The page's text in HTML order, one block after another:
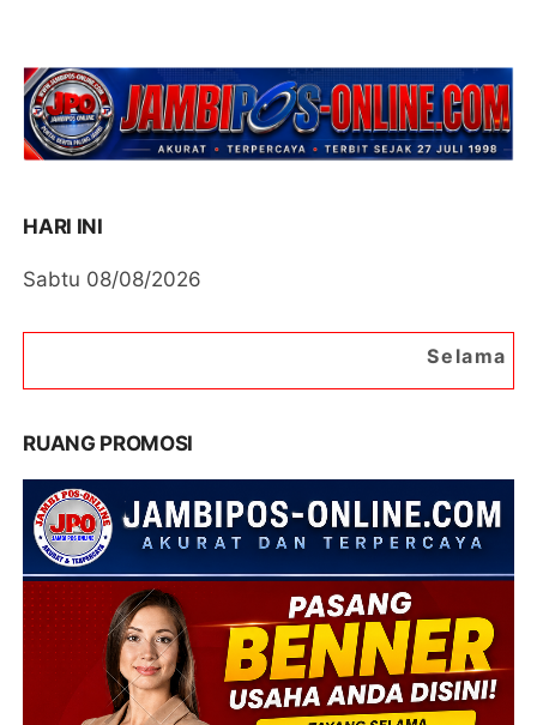
HARI INI
Sabtu 08/08/2026
Selamat Datang di Portal
RUANG PROMOSI